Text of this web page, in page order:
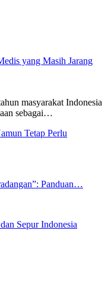
yang Masih Jarang
masyarakat Indonesia
sebagai…
Tetap Perlu
Panduan…
Sepur Indonesia